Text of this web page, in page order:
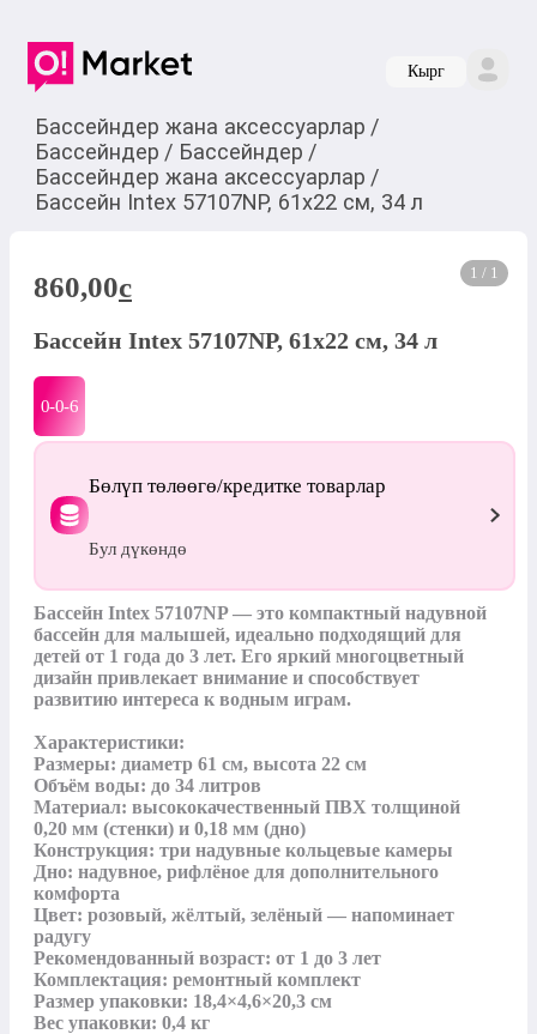
Кырг
Бассейндер жана аксессуарлар /
Бассейндер / Бассейндер /
Бассейндер жана аксессуарлар /
Бассейн Intex 57107NP, 61х22 см, 34 л
1 / 1
860,00c
Бассейн Intex 57107NP, 61х22 см, 34 л
0-0-6
Бөлүп төлөөгө/кредитке товарлар
Бул дүкөндө
Бассейн Intex 57107NP — это компактный надувной
бассейн для малышей, идеально подходящий для
детей от 1 года до 3 лет. Его яркий многоцветный
дизайн привлекает внимание и способствует
развитию интереса к водным играм.
Характеристики:
Размеры: диаметр 61 см, высота 22 см
Объём воды: до 34 литров
Материал: высококачественный ПВХ толщиной
0,20 мм (стенки) и 0,18 мм (дно)
Конструкция: три надувные кольцевые камеры
Дно: надувное, рифлёное для дополнительного
комфорта
Цвет: розовый, жёлтый, зелёный — напоминает
радугу
Рекомендованный возраст: от 1 до 3 лет
Комплектация: ремонтный комплект
Размер упаковки: 18,4×4,6×20,3 см
Вес упаковки: 0,4 кг